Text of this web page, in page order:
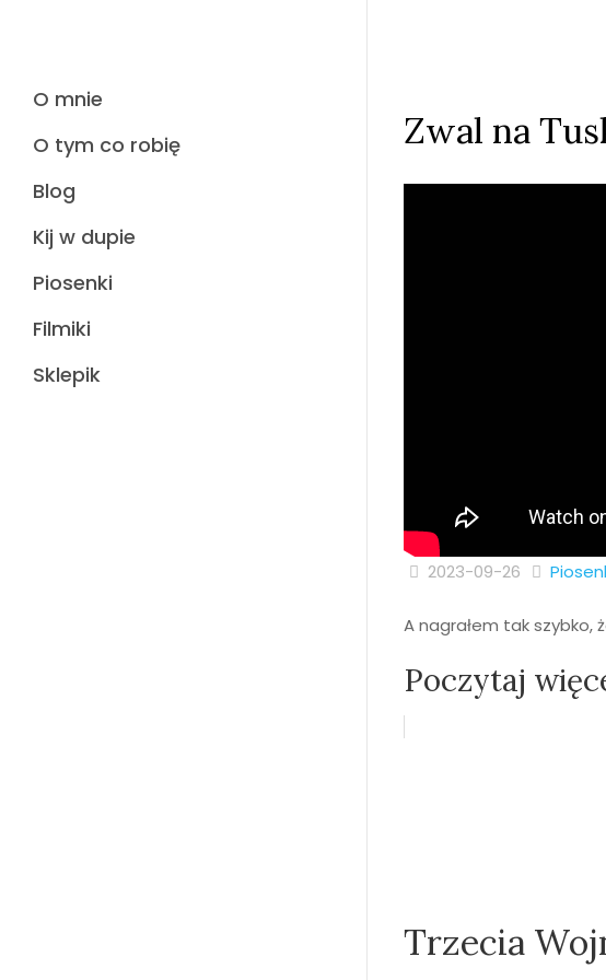
O mnie
O tym co robię
Blog
Kij w dupie
Piosenki
Filmiki
Sklepik
Zwal na
2023-09-26
A nagrałem tak szybko,
Poczytaj
Trzecia